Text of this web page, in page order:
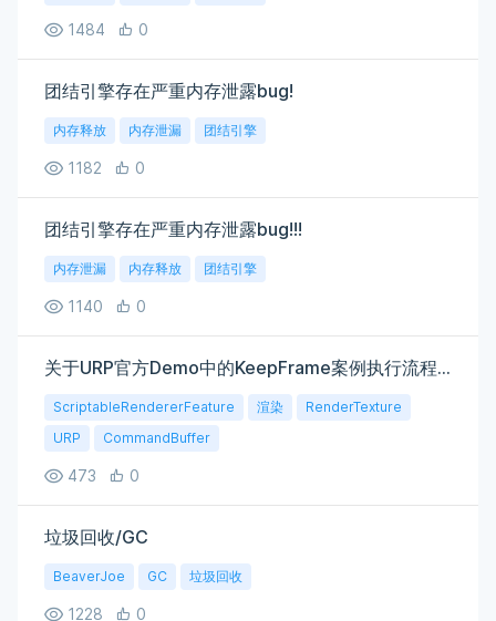
1484 0
团结引擎存在严重内存泄露bug!
内存释放 内存泄漏 团结引擎
1182 0
团结引擎存在严重内存泄露bug!!!
内存泄漏 内存释放 团结引擎
1140 0
关于URP官方Demo中的KeepFrame案例执行流程疑问
ScriptableRendererFeature 渲染
RenderTexture
URP
CommandBuffer
473 0
垃圾回收/GC
BeaverJoe GC 垃圾回收
1228 0